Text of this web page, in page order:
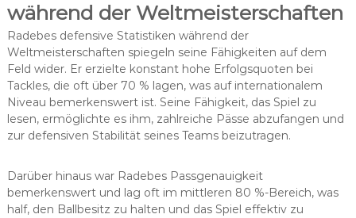
während der Weltmeisterschaften
Radebes defensive Statistiken während der
Weltmeisterschaften spiegeln seine Fähigkeiten auf dem
Feld wider. Er erzielte konstant hohe Erfolgsquoten bei
Tackles, die oft über 70 % lagen, was auf internationalem
Niveau bemerkenswert ist. Seine Fähigkeit, das Spiel zu
lesen, ermöglichte es ihm, zahlreiche Pässe abzufangen und
zur defensiven Stabilität seines Teams beizutragen.
Darüber hinaus war Radebes Passgenauigkeit
bemerkenswert und lag oft im mittleren 80 %-Bereich, was
half, den Ballbesitz zu halten und das Spiel effektiv zu